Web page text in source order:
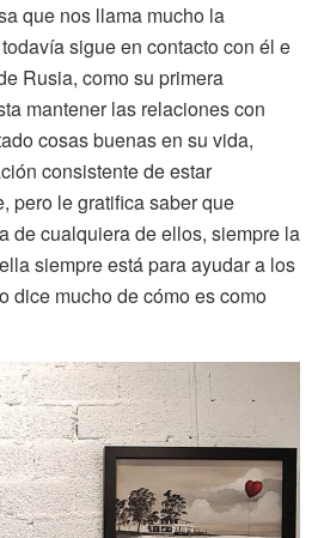
que nos llama mucho la
sigue en contacto con él e
Rusia, como su primera
mantener las relaciones con
cosas buenas en su vida,
consistente de estar
pero le gratifica saber que
de cualquiera de ellos, siempre la
siempre está para ayudar a los
dice mucho de cómo es como